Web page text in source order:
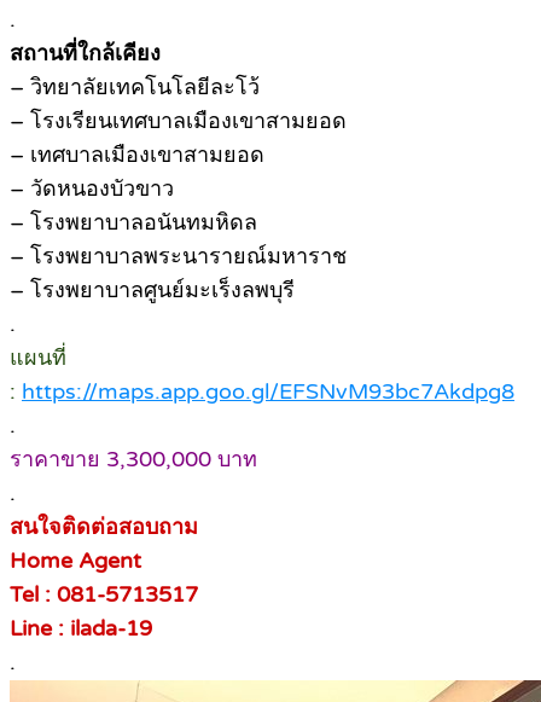
.
สถานที่ใกล้เคียง
– วิทยาลัยเทคโนโลยีละโว้
– โรงเรียนเทศบาลเมืองเขาสามยอด
– เทศบาลเมืองเขาสามยอด
– วัดหนองบัวขาว
– โรงพยาบาลอนันทมหิดล
– โรงพยาบาลพระนารายณ์มหาราช
– โรงพยาบาลศูนย์มะเร็งลพบุรี
.
แผนที่
: https://maps.app.goo.gl/EFSNvM93bc7Akdpg8
.
ราคาขาย 3,300,000 บาท
.
สนใจติดต่อสอบถาม
Home Agent
Tel : 081-5713517
Line : ilada-19
.